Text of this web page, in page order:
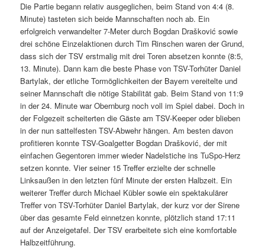
Die Partie begann relativ ausgeglichen, beim Stand von 4:4 (8.
Minute) tasteten sich beide Mannschaften noch ab. Ein
erfolgreich verwandelter 7-Meter durch Bogdan Drašković sowie
drei schöne Einzelaktionen durch Tim Rinschen waren der Grund,
dass sich der TSV erstmalig mit drei Toren absetzen konnte (8:5,
13. Minute). Dann kam die beste Phase von TSV-Torhüter Daniel
Bartylak, der etliche Tormöglichkeiten der Bayern vereitelte und
seiner Mannschaft die nötige Stabilität gab. Beim Stand von 11:9
in der 24. Minute war Obernburg noch voll im Spiel dabei. Doch in
der Folgezeit scheiterten die Gäste am TSV-Keeper oder blieben
in der nun sattelfesten TSV-Abwehr hängen. Am besten davon
profitieren konnte TSV-Goalgetter Bogdan Drašković, der mit
einfachen Gegentoren immer wieder Nadelstiche ins TuSpo-Herz
setzen konnte. Vier seiner 15 Treffer erzielte der schnelle
Linksaußen in den letzten fünf Minute der ersten Halbzeit. Ein
weiterer Treffer durch Michael Kübler sowie ein spektakulärer
Treffer von TSV-Torhüter Daniel Bartylak, der kurz vor der Sirene
über das gesamte Feld einnetzen konnte, plötzlich stand 17:11
auf der Anzeigetafel. Der TSV erarbeitete sich eine komfortable
Halbzeitführung.